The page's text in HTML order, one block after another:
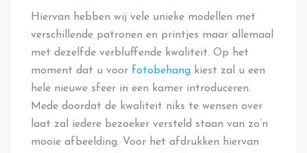
Hiervan hebben wij vele unieke modellen met
verschillende patronen en printjes maar allemaal
met dezelfde verbluffende kwaliteit. Op het
moment dat u voor fotobehang kiest zal u een
hele nieuwe sfeer in een kamer introduceren.
Mede doordat de kwaliteit niks te wensen over
laat zal iedere bezoeker versteld staan van zo’n
mooie afbeelding. Voor het afdrukken hiervan